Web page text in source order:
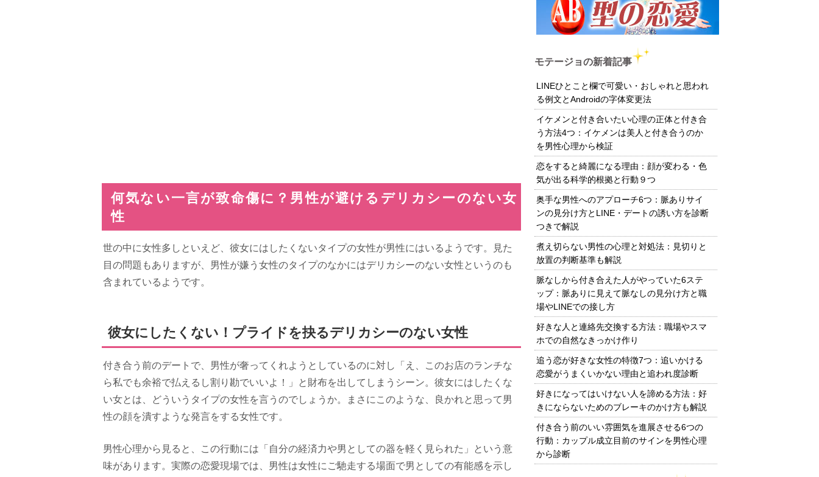
何気ない一言が致命傷に？男性が避けるデリカシーのない女
性
世の中に女性多しといえど、彼女にはしたくないタイプの女性が男性にはいるようです。見た
目の問題もありますが、男性が嫌う女性のタイプのなかにはデリカシーのない女性というのも
含まれているようです。
彼女にしたくない！プライドを抉るデリカシーのない女性
付き合う前のデートで、男性が奢ってくれようとしているのに対し「え、このお店のランチな
ら私でも余裕で払えるし割り勘でいいよ！」と財布を出してしまうシーン。彼女にはしたくな
い女とは、どういうタイプの女性を言うのでしょうか。まさにこのような、良かれと思って男
性の顔を潰すような発言をする女性です。
男性心理から見ると、この行動には「自分の経済力や男としての器を軽く見られた」という意
味があります。実際の恋愛現場では、男性は女性にご馳走する場面で男としての有能感を示し
モテージョの新着記事
LINEひとこと欄で可愛い・おしゃれと思われ
る例文とAndroidの字体変更法
イケメンと付き合いたい心理の正体と付き合
う方法4つ：イケメンは美人と付き合うのか
を男性心理から検証
恋をすると綺麗になる理由：顔が変わる・色
気が出る科学的根拠と行動９つ
奥手な男性へのアプローチ6つ：脈ありサイ
ンの見分け方とLINE・デートの誘い方を診断
つきで解説
煮え切らない男性の心理と対処法：見切りと
放置の判断基準も解説
脈なしから付き合えた人がやっていた6ステ
ップ：脈ありに見えて脈なしの見分け方と職
場やLINEでの接し方
好きな人と連絡先交換する方法：職場やスマ
ホでの自然なきっかけ作り
追う恋が好きな女性の特徴7つ：追いかける
恋愛がうまくいかない理由と追われ度診断
好きになってはいけない人を諦める方法：好
きにならないためのブレーキのかけ方も解説
付き合う前のいい雰囲気を進展させる6つの
行動：カップル成立目前のサインを男性心理
から診断